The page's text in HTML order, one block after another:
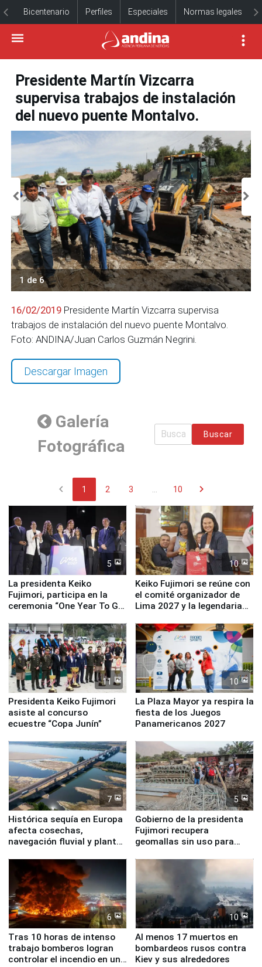
Bicentenario Perfiles Especiales Normas legales
Presidente Martín Vizcarra
supervisa trabajos de instalación
del nuevo puente Montalvo.
1 de 6
16/02/2019 Presidente Martín Vizcarra supervisa
trabajos de instalación del nuevo puente Montalvo.
Foto: ANDINA/Juan Carlos Guzmán Negrini.
Descargar Imagen
Galería
Fotográfica
Buscar
chevron_left 1 2 3 10 chevron_right
5
La presidenta Keiko
Fujimori, participa en la
ceremonia “One Year To Go
10
Keiko Fujimori se reúne con
el comité organizador de
Lima 2027 y la legendaria
11
Presidenta Keiko Fujimori
asiste al concurso
ecuestre “Copa Junín”
10
La Plaza Mayor ya respira la
fiesta de los Juegos
Panamericanos 2027
7
Histórica sequía en Europa
afecta cosechas,
navegación fluvial y plantas
5
Gobierno de la presidenta
Fujimori recupera
geomallas sin uso para
Fenómeno El Niño
6
Tras 10 horas de intenso
trabajo bomberos logran
controlar el incendio en una
10
Al menos 17 muertos en
bombardeos rusos contra
Kiev y sus alrededores